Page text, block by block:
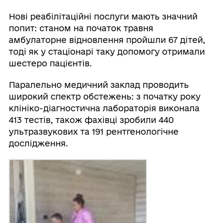
Нові реабілітаційні послуги мають значний
попит: станом на початок травня
амбулаторне відновлення пройшли 67 дітей,
тоді як у стаціонарі таку допомогу отримали
шестеро пацієнтів.
Паралельно медичний заклад проводить
широкий спектр обстежень: з початку року
клініко-діагностична лабораторія виконала
413 тестів, також фахівці зробили 440
ультразвукових та 191 рентгенологічне
дослідження.